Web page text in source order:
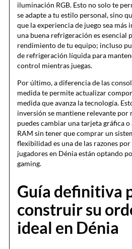
iluminación RGB. Esto no solo te
se adapte a tu estilo personal, sino
que la experiencia de juego sea más
una buena refrigeración es esencial
rendimiento de tu equipo; incluso
de refrigeración líquida para
control mientras juegas.
Por último, a diferencia de las
medida te permite actualizar
medida que avanza la tecnología.
inversión se mantiene relevante por
puedes cambiar una tarjeta gráfica
RAM sin tener que comprar un
flexibilidad es una de las razones
jugadores en Dénia están optando
gaming.
Guía definitiva
construir su
ideal en Dénia